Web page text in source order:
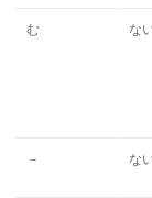
む な
－ な